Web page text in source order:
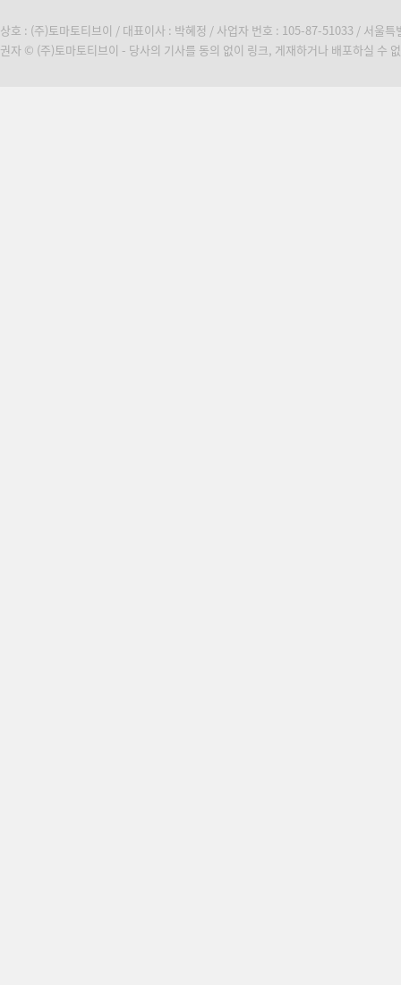
상호 : (주)토마토티브이 / 대표이사 : 박혜정 / 사업자 번호 : 105-87-51033 / 서울
권자 © (주)토마토티브이 - 당사의 기사를 동의 없이 링크, 게재하거나 배포하실